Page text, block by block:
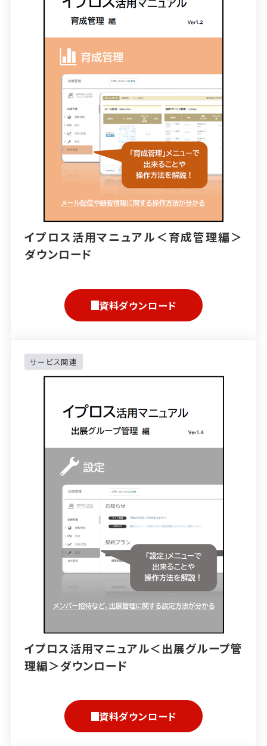
イプロス活用マニュアル＜育成管理編＞
ダウンロード
資料ダウンロード
サービス関連
イプロス活用マニュアル＜出展グループ管
理編＞ダウンロード
資料ダウンロード